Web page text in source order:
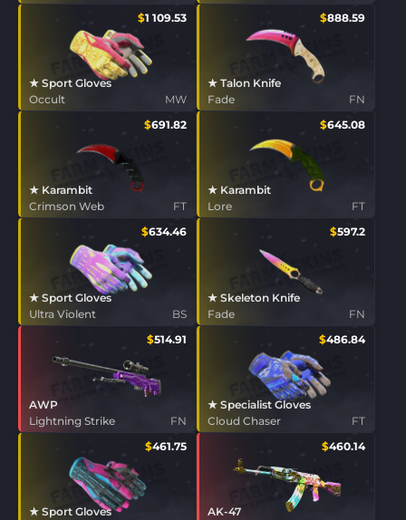
$1 109.53
MW
★ Sport Gloves
Occult
$888.59
FN
★ Talon Knife
Fade
$691.82
FT
★ Karambit
Crimson Web
$645.08
FT
★ Karambit
Lore
$634.46
BS
★ Sport Gloves
Ultra Violent
$597.2
FN
★ Skeleton Knife
Fade
$514.91
FN
AWP
Lightning Strike
$486.84
FT
★ Specialist Gloves
Cloud Chaser
$461.75
★ Sport Gloves
$460.14
AK-47